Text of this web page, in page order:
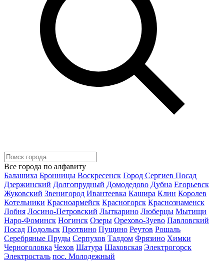
Все города по алфавиту
Балашиха Бронницы Воскресенск Город Сергиев Посад
Дзержинский Долгопрудный Домодедово Дубна Егорьевск
Жуковский Звенигород Ивантеевка Кашира Клин Королев
Котельники Красноармейск Красногорск Краснознаменск
Лобня Лосино-Петровский Лыткарино Люберцы Мытищи
Наро-Фоминск Ногинск Озеры Орехово-Зуево Павловский
Посад Подольск Протвино Пущино Реутов Рошаль
Серебряные Пруды Серпухов Талдом Фрязино Химки
Черноголовка Чехов Шатура Шаховская Электрогорск
Электросталь пос. Молодежный